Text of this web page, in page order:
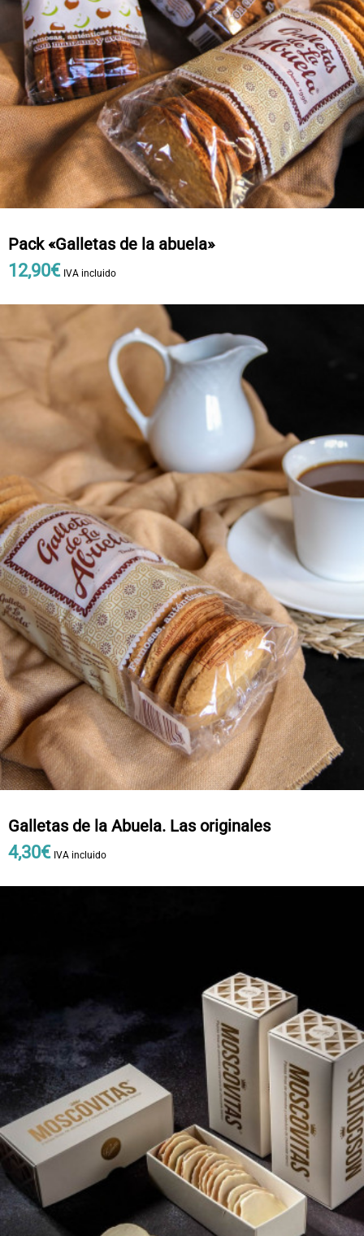
Pack «Galletas de la abuela»
12,90€ IVA incluido
Galletas de la Abuela. Las originales
4,30€ IVA incluido